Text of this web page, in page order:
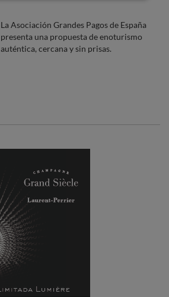
La Asociación Grandes Pagos de España
presenta una propuesta de enoturismo
auténtica, cercana y sin prisas.